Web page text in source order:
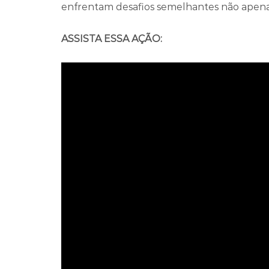
enfrentam desafios semelhantes não
ASSISTA ESSA AÇÃO: